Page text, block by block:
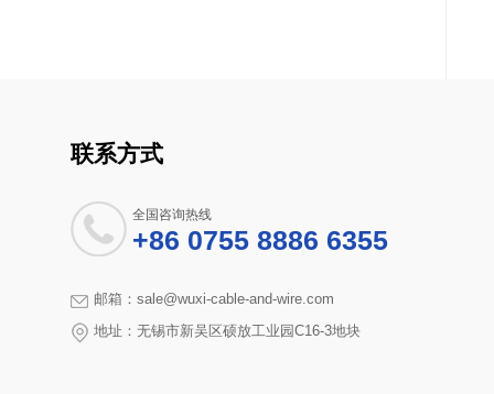
联系方式
全国咨询热线
+86 0755 8886 6355
邮箱：sale@wuxi-cable-and-wire.com
地址：无锡市新吴区硕放工业园C16-3地块